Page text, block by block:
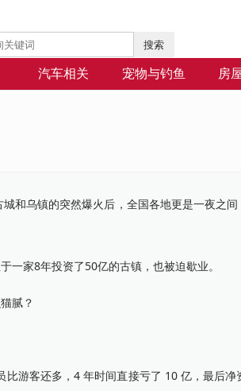
搜索
汽车相关 宠物与钓鱼 房
乌镇的突然爆火后，全国各地更是一夜之间
家8年投资了50亿的古镇，也被迫歇业。
腻？
游客还多，4 年时间直接亏了 10 亿，最后净